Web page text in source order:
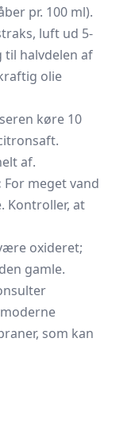
pr. 100 ml).
luft ud 5-
til halvdelen af
olie
køre 10
af.
For meget vand
Kontroller, at
oxideret;
gamle.
som kan